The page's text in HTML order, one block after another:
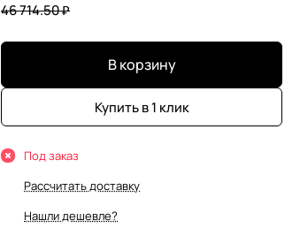
46 714.50 ₽
В корзину
Купить в 1 клик
Под заказ
Рассчитать доставку
Нашли дешевле?